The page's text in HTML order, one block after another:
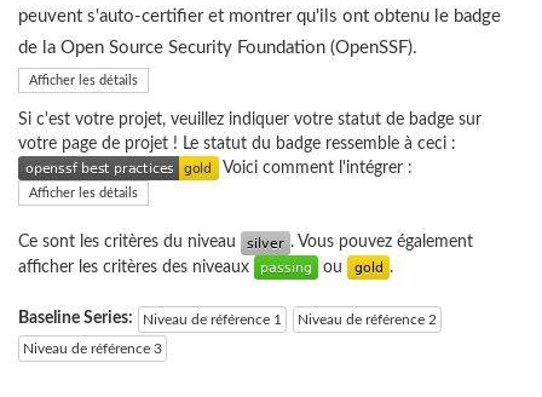
peuvent s'auto-certifier et montrer qu'ils ont obtenu le badge
de la Open Source Security Foundation (OpenSSF).
Afficher les détails
Si c'est votre projet, veuillez indiquer votre statut de badge sur
votre page de projet ! Le statut du badge ressemble à ceci :
Voici comment l'intégrer :
Afficher les détails
Ce sont les critères du niveau
. Vous pouvez également
afficher les critères des niveaux
ou .
Baseline Series: Niveau de référence 1
Niveau de référence 2
Niveau de référence 3